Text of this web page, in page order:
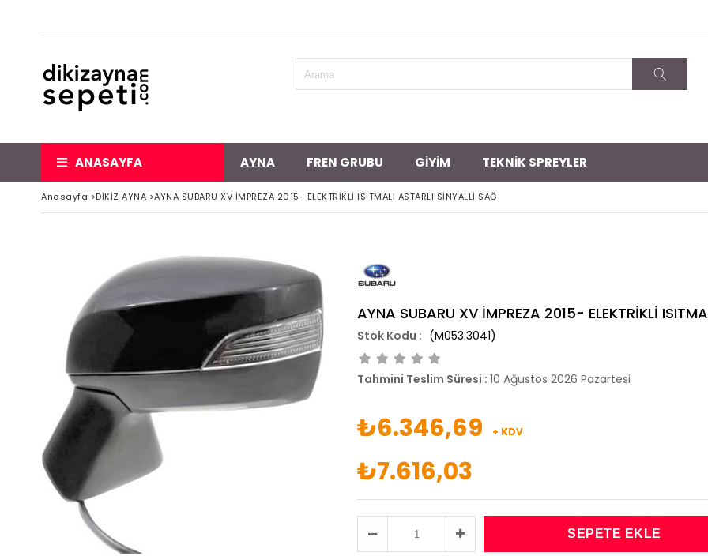
ANASAYFA AYNA FREN GRUBU GİYİM TEKNİK SPREYLER
Anasayfa >DİKİZ AYNA >AYNA SUBARU XV İMPREZA 2015- ELEKTRİKLİ ISITMALI ASTARLI SİNYALLİ SAĞ
AYNA SUBARU XV İMPREZA 2015- ELEKTRİKLİ
(M053.3041)
Tahmini Teslim Süresi : 10 Ağustos 2026 Pazartesi
₺6.346,69 + KDV
₺7.616,03